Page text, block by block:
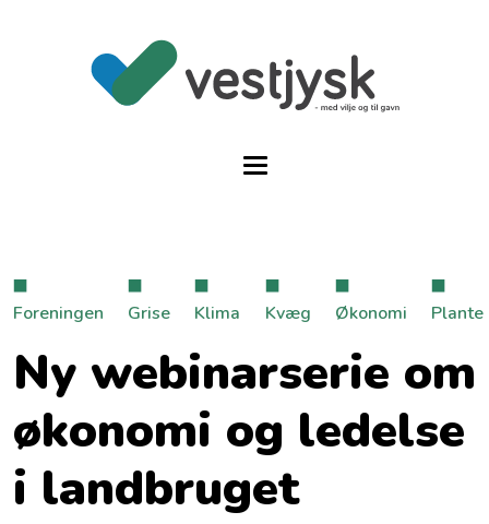
Foreningen Grise Klima Kvæg Økonomi Plante
Ny webinarserie om
økonomi og ledelse
i landbruget